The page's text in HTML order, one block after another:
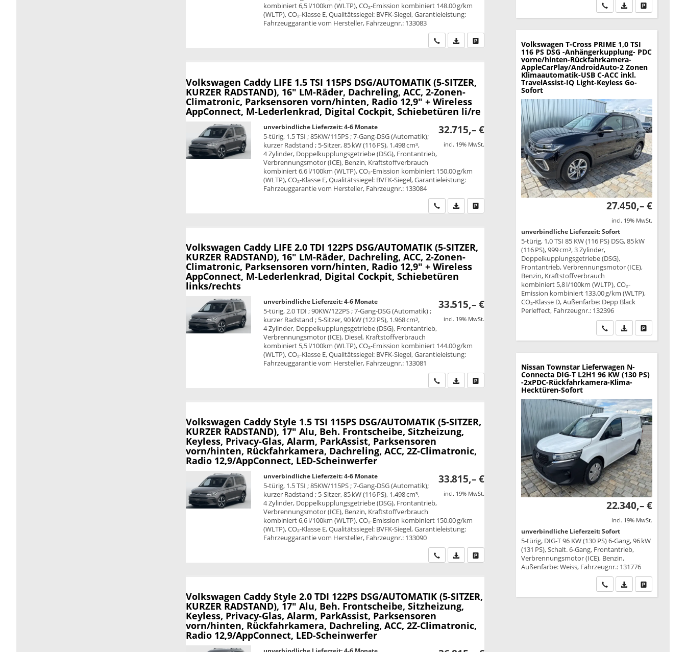
kombiniert 6,5 l/100km (WLTP), CO₂-Emission kombiniert 148.00 g/km
(WLTP), CO₂-Klasse E, Qualitätssiegel: BVFK-Siegel, Garantieleistung:
Fahrzeuggarantie vom Hersteller, Fahrzeugnr.: 133083
Wir rufen Sie anPDF-Datei, Fahrzeugexposé drucken
Drucken, parken oder vergleichen
Volkswagen Caddy LIFE 1.5 TSI 115PS DSG/AUTOMATIK (5-SITZER,
KURZER RADSTAND), 16" LM-Räder, Dachreling, ACC, 2-Zonen-
Climatronic, Parksensoren vorn/hinten, Radio 12,9" + Wireless
AppConnect, M-Lederlenkrad, Digital Cockpit, Schiebetüren li/re
32.715,– €
incl. 19% MwSt.
unverbindliche Lieferzeit: 4-6 Monate
5-türig, 1.5 TSI ; 85KW/115PS ; 7-Gang-DSG (Automatik);
kurzer Radstand ; 5-Sitzer, 85 kW (116 PS), 1.498 cm³,
4 Zylinder, Doppelkupplungsgetriebe (DSG), Frontantrieb,
Verbrennungsmotor (ICE), Benzin, Kraftstoffverbrauch
kombiniert 6,6 l/100km (WLTP), CO₂-Emission kombiniert 150.00 g/km
(WLTP), CO₂-Klasse E, Qualitätssiegel: BVFK-Siegel, Garantieleistung:
Fahrzeuggarantie vom Hersteller, Fahrzeugnr.: 133084
Wir rufen Sie anPDF-Datei, Fahrzeugexposé drucken
Volkswagen Caddy LIFE 2.0 TDI 122PS DSG/AUTOMATIK (5-SITZER,
KURZER RADSTAND), 16" LM-Räder, Dachreling, ACC, 2-Zonen-
Climatronic, Parksensoren vorn/hinten, Radio 12,9" + Wireless
AppConnect, M-Lederlenkrad, Digital Cockpit, Schiebetüren
links/rechts
33.515,– €
incl. 19% MwSt.
unverbindliche Lieferzeit: 4-6 Monate
5-türig, 2.0 TDI ; 90KW/122PS ; 7-Gang-DSG (Automatik) ;
kurzer Radstand ; 5-Sitzer, 90 kW (122 PS), 1.968 cm³,
4 Zylinder, Doppelkupplungsgetriebe (DSG), Frontantrieb,
Verbrennungsmotor (ICE), Diesel, Kraftstoffverbrauch
kombiniert 5,5 l/100km (WLTP), CO₂-Emission kombiniert 144.00 g/km
(WLTP), CO₂-Klasse E, Qualitätssiegel: BVFK-Siegel, Garantieleistung:
Fahrzeuggarantie vom Hersteller, Fahrzeugnr.: 133081
Wir rufen Sie anPDF-Datei, Fahrzeugexposé drucken
Drucken, parken oder vergleichen
Volkswagen Caddy Style 1.5 TSI 115PS DSG/AUTOMATIK (5-SITZER,
KURZER RADSTAND), 17" Alu, Beh. Frontscheibe, Sitzheizung,
Keyless, Privacy-Glas, Alarm, ParkAssist, Parksensoren
vorn/hinten, Rückfahrkamera, Dachreling, ACC, 2Z-Climatronic,
Radio 12,9/AppConnect, LED-Scheinwerfer
33.815,– €
incl. 19% MwSt.
unverbindliche Lieferzeit: 4-6 Monate
5-türig, 1.5 TSI ; 85KW/115PS ; 7-Gang-DSG (Automatik);
kurzer Radstand ; 5-Sitzer, 85 kW (116 PS), 1.498 cm³,
4 Zylinder, Doppelkupplungsgetriebe (DSG), Frontantrieb,
Verbrennungsmotor (ICE), Benzin, Kraftstoffverbrauch
kombiniert 6,6 l/100km (WLTP), CO₂-Emission kombiniert 150.00 g/km
(WLTP), CO₂-Klasse E, Qualitätssiegel: BVFK-Siegel, Garantieleistung:
Fahrzeuggarantie vom Hersteller, Fahrzeugnr.: 133090
Wir rufen Sie anPDF-Datei, Fahrzeugexposé drucken
Drucken, parken oder vergleichen
Volkswagen Caddy Style 2.0 TDI 122PS DSG/AUTOMATIK (5-SITZER,
KURZER RADSTAND), 17" Alu, Beh. Frontscheibe, Sitzheizung,
Keyless, Privacy-Glas, Alarm, ParkAssist, Parksensoren
vorn/hinten, Rückfahrkamera, Dachreling, ACC, 2Z-Climatronic,
Radio 12,9/AppConnect, LED-Scheinwerfer
Wir rufen Sie an
PDF-Datei,Drucken,
Volkswagen T-Cross PRIME 1,0 TSI
116 PS DSG -Anhängerkupplung- PDC
vorne/hinten-Rückfahrkamera-
AppleCarPlay/AndroidAuto-2 Zonen
Klimaautomatik-USB C-ACC inkl.
TravelAssist-IQ Light-Keyless Go-
Sofort
27.450,– €
incl. 19% MwSt.
unverbindliche Lieferzeit: Sofort
5-türig, 1,0 TSI 85 KW (116 PS) DSG, 85 kW
(116 PS), 999 cm³, 3 Zylinder,
Doppelkupplungsgetriebe (DSG),
Frontantrieb, Verbrennungsmotor (ICE),
Benzin, Kraftstoffverbrauch
kombiniert 5,8 l/100km (WLTP), CO₂-
Emission kombiniert 133.00 g/km (WLTP),
CO₂-Klasse D, Außenfarbe: Depp Black
Perleffect, Fahrzeugnr.: 132396
Wir rufen Sie an
PDF-Datei,Drucken,
Nissan Townstar Lieferwagen N-
Connecta DIG-T L2H1 96 KW (130 PS)
-2xPDC-Rückfahrkamera-Klima-
Hecktüren-Sofort
22.340,– €
incl. 19% MwSt.
unverbindliche Lieferzeit: Sofort
5-türig, DIG-T 96 KW (130 PS) 6-Gang, 96 kW
(131 PS), Schalt. 6-Gang, Frontantrieb,
Verbrennungsmotor (ICE), Benzin,
Außenfarbe: Weiss, Fahrzeugnr.: 131776
Wir rufen Sie an
PDF-Datei,Drucken,